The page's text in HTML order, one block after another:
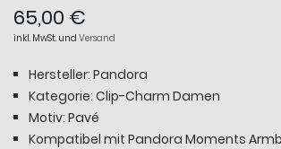
65,00 €
inkl. MwSt. und Versand
Hersteller: Pandora
Kategorie: Clip-Charm Damen
Motiv: Pavé
Kompatibel mit Pandora Moments